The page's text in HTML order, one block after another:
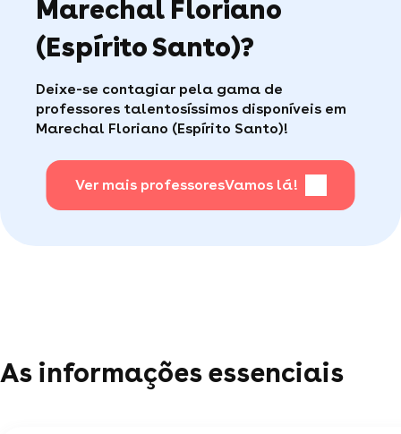
(Espírito Santo).
Faça sua busca, com apena um clique, é muito
fácil
Caso encontre algum problema durante suas
aulas, a Superprof possui um serviço ao
(por telefone e e-mail, 5J/7).
mais frequentes.
Marechal Floriano
(Espírito Santo)?
Deixe-se contagiar pela gama de
professores talentosíssimos disponíveis em
Marechal Floriano (Espírito Santo)!
Ver mais professoresVamos lá!
As informações essenciais